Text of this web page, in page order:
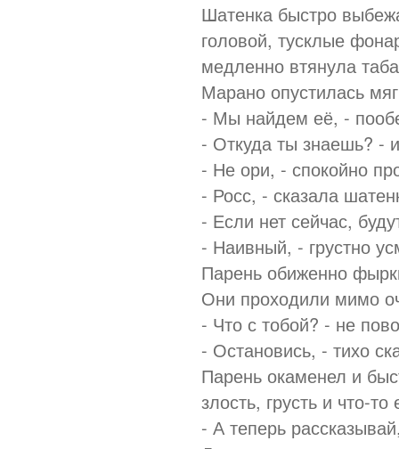
Шатенка быстро
головой, тусклые
медленно втянула
Марано опустилась
- Мы найдем её, -
- Откуда ты знаешь? -
- Не ори, - спокойно
- Росс, - сказала
- Если нет сейчас,
- Наивный, - грустно
Парень обиженно
Они проходили мимо
- Что с тобой? - не
- Остановись, - тихо
Парень окаменел и
злость, грусть и что-
- А теперь